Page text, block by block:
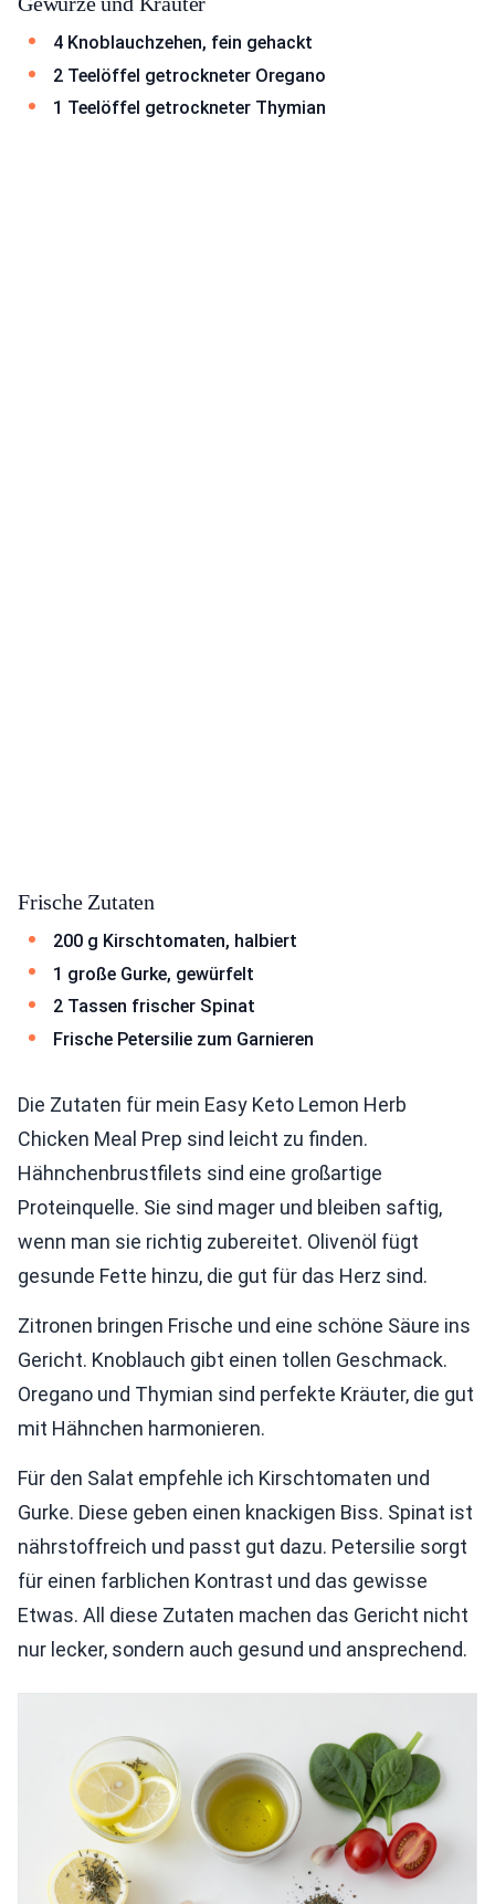
4 Knoblauchzehen, fein gehackt
2 Teelöffel getrockneter Oregano
1 Teelöffel getrockneter Thymian
Frische Zutaten
200 g Kirschtomaten, halbiert
1 große Gurke, gewürfelt
2 Tassen frischer Spinat
Frische Petersilie zum Garnieren
Die Zutaten für mein Easy Keto Lemon Herb
Chicken Meal Prep sind leicht zu finden.
Hähnchenbrustfilets sind eine großartige
Proteinquelle. Sie sind mager und bleiben saftig,
wenn man sie richtig zubereitet. Olivenöl fügt
gesunde Fette hinzu, die gut für das Herz sind.
Zitronen bringen Frische und eine schöne Säure ins
Gericht. Knoblauch gibt einen tollen Geschmack.
Oregano und Thymian sind perfekte Kräuter, die gut
mit Hähnchen harmonieren.
Für den Salat empfehle ich Kirschtomaten und
Gurke. Diese geben einen knackigen Biss. Spinat ist
nährstoffreich und passt gut dazu. Petersilie sorgt
für einen farblichen Kontrast und das gewisse
Etwas. All diese Zutaten machen das Gericht nicht
nur lecker, sondern auch gesund und ansprechend.